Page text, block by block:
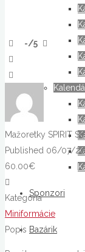
Sponzori
Bazárik
-/5
Mažoretky SPIRIT
Published 06/07/
60.00€
Kategória
Miniformácie
Popis